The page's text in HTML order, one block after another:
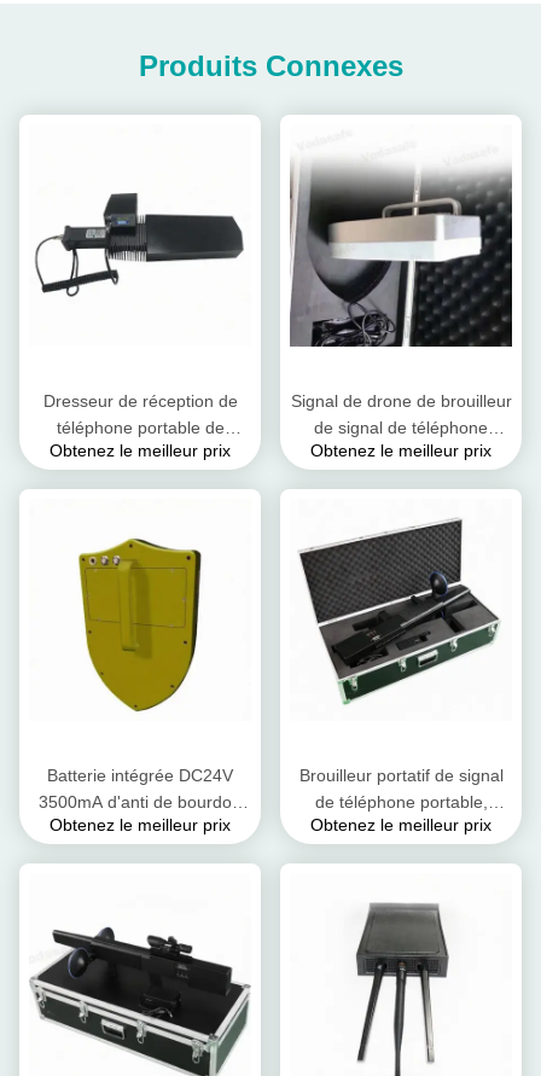
Produits Connexes
Dresseur de réception de
téléphone portable de
puissance élevée 45W,
Obtenez le meilleur prix
Signal de drone de brouilleur
de signal de téléphone
portable d'AC220V-240V se
Obtenez le meilleur prix
Batterie intégrée DC24V
3500mA d'anti de bourdon
de téléphone portable de
Obtenez le meilleur prix
Brouilleur portatif de signal
de téléphone portable,
bourdon bloquant la distance
Obtenez le meilleur prix